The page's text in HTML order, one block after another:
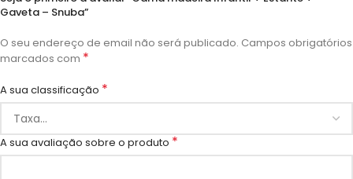
Gaveta – Snuba”
O seu endereço de email não será publicado. Campos obrigatórios
marcados com *
A sua classificação *
A sua avaliação sobre o produto *